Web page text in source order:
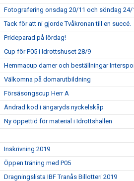
Fotografering onsdag 20/11 och söndag 24/
Tack för att ni gjorde Tvåkronan till en succé.
Prideparad på lördag!
Cup för P05 i Idrottshuset 28/9
Hemmacup damer och beställningar
Välkomna på domarutbildning
Försäsongscup Herr A
Ändrad kod i ängaryds nyckelskåp
Ny öppettid för material i Idrottshallen
Inskrivning 2019
Öppen träning med P05
Dragningslista IBF Tranås Billotteri 2019